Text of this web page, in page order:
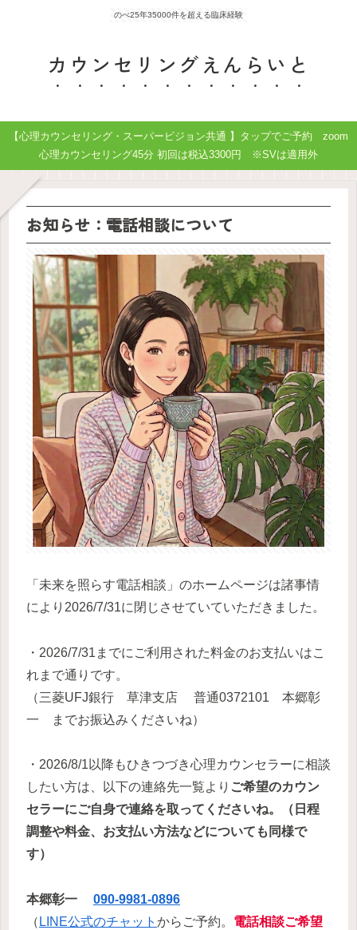
のべ25年35000件を超える臨床経験
カウンセリングえんらいと
【心理カウンセリング・スーパービジョン共通 】タップでご予約 zoom
心理カウンセリング45分 初回は税込3300円 ※SVは適用外
お知らせ：電話相談について
「未来を照らす電話相談」のホームページは諸事情
により2026/7/31に閉じさせていていただきました。
・2026/7/31までにご利用された料金のお支払いはこ
れまで通りです。
（三菱UFJ銀行 草津支店 普通0372101 本郷彰
一 までお振込みくださいね）
・2026/8/1以降もひきつづき心理カウンセラーに相談
したい方は、以下の連絡先一覧より ご希望のカウン
セラーにご自身で連絡を取ってくださいね。（日程
調整や料金、お支払い方法などについても同様で
す）
本郷彰一
090-9981-0896
（ LINE公式のチャット からご予約。 電話相談ご希望